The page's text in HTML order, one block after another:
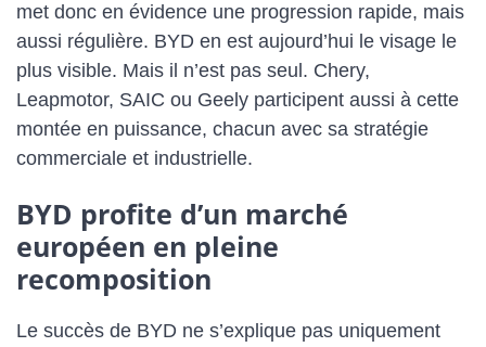
met donc en évidence une progression rapide, mais
aussi régulière. BYD en est aujourd’hui le visage le
plus visible. Mais il n’est pas seul. Chery,
Leapmotor, SAIC ou Geely participent aussi à cette
montée en puissance, chacun avec sa stratégie
commerciale et industrielle.
BYD profite d’un marché
européen en pleine
recomposition
Le succès de BYD ne s’explique pas uniquement